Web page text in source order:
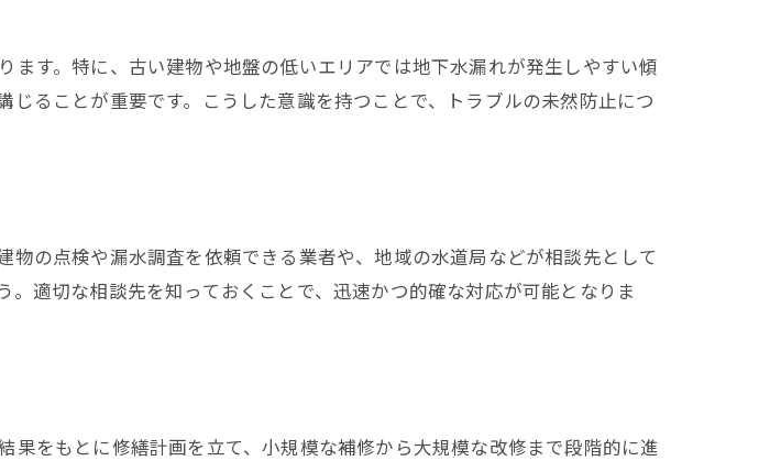
す。特に、古い建物や地盤の低いエリアでは地下水漏れが発生しやすい傾
ることが重要です。こうした意識を持つことで、トラブルの未然防止につ
の点検や漏水調査を依頼できる業者や、地域の水道局などが相談先として
適切な相談先を知っておくことで、迅速かつ的確な対応が可能となりま
をもとに修繕計画を立て、小規模な補修から大規模な改修まで段階的に進